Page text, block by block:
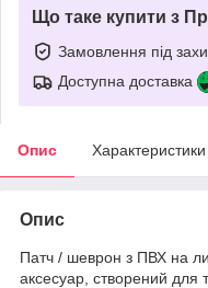
Що таке купити з
Замовлення під
Доступна доставка
Опис Характеристики
Опис
Патч / шеврон з ПВХ на
аксесуар, створений для